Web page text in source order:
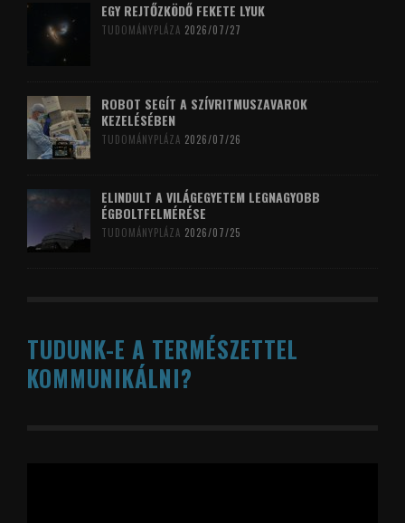
EGY REJTŐZKÖDŐ FEKETE LYUK
TUDOMÁNYPLÁZA 2026/07/27
ROBOT SEGÍT A SZÍVRITMUSZAVAROK
KEZELÉSÉBEN
TUDOMÁNYPLÁZA 2026/07/26
ELINDULT A VILÁGEGYETEM LEGNAGYOBB
ÉGBOLTFELMÉRÉSE
TUDOMÁNYPLÁZA 2026/07/25
TUDUNK-E A TERMÉSZETTEL
KOMMUNIKÁLNI?